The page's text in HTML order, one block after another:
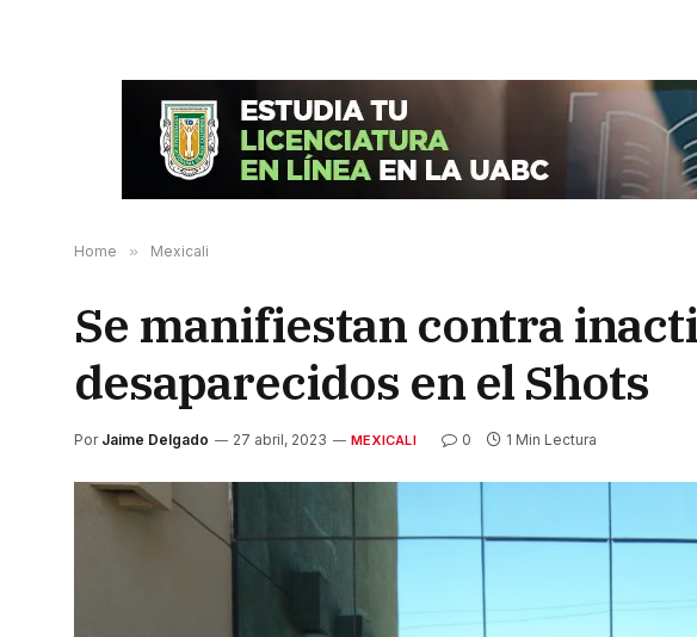
Home » Mexicali
Se manifiestan contra
desaparecidos en el Shots
Por Jaime Delgado 27 abril, 2023 MEXICALI 0 1 Min Lectura